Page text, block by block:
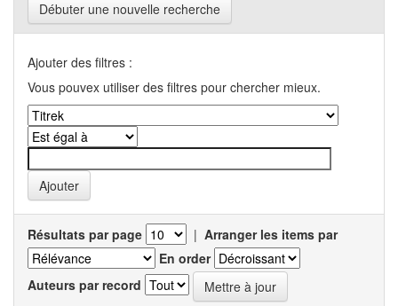
Débuter une nouvelle recherche
Ajouter des filtres :
Vous pouvex utiliser des filtres pour chercher mieux.
Résultats par page | Arranger les items par
En order
Auteurs par record